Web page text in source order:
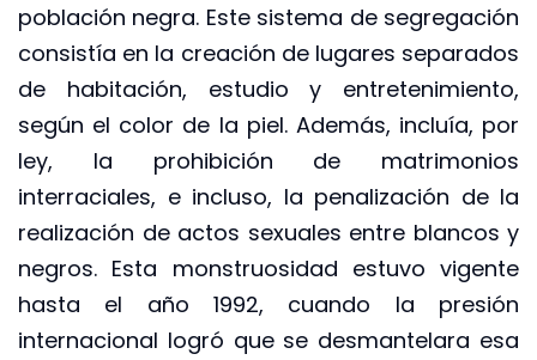
población negra. Este sistema de segregación
consistía en la creación de lugares separados
de habitación, estudio y entretenimiento,
según el color de la piel. Además, incluía, por
ley, la prohibición de matrimonios
interraciales, e incluso, la penalización de la
realización de actos sexuales entre blancos y
negros. Esta monstruosidad estuvo vigente
hasta el año 1992, cuando la presión
internacional logró que se desmantelara esa